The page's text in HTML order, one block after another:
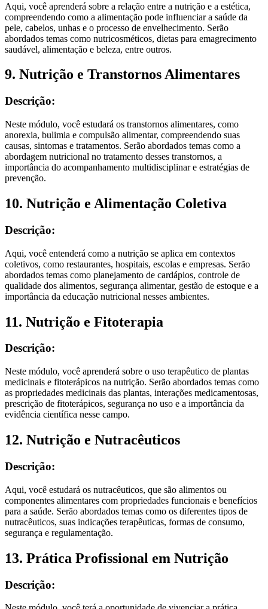
Aqui, você aprenderá sobre a relação entre a nutrição e a estética,
compreendendo como a alimentação pode influenciar a saúde da
pele, cabelos, unhas e o processo de envelhecimento. Serão
abordados temas como nutricosméticos, dietas para emagrecimento
saudável, alimentação e beleza, entre outros.
9. Nutrição e Transtornos Alimentares
Descrição:
Neste módulo, você estudará os transtornos alimentares, como
anorexia, bulimia e compulsão alimentar, compreendendo suas
causas, sintomas e tratamentos. Serão abordados temas como a
abordagem nutricional no tratamento desses transtornos, a
importância do acompanhamento multidisciplinar e estratégias de
prevenção.
10. Nutrição e Alimentação Coletiva
Descrição:
Aqui, você entenderá como a nutrição se aplica em contextos
coletivos, como restaurantes, hospitais, escolas e empresas. Serão
abordados temas como planejamento de cardápios, controle de
qualidade dos alimentos, segurança alimentar, gestão de estoque e a
importância da educação nutricional nesses ambientes.
11. Nutrição e Fitoterapia
Descrição:
Neste módulo, você aprenderá sobre o uso terapêutico de plantas
medicinais e fitoterápicos na nutrição. Serão abordados temas como
as propriedades medicinais das plantas, interações medicamentosas,
prescrição de fitoterápicos, segurança no uso e a importância da
evidência científica nesse campo.
12. Nutrição e Nutracêuticos
Descrição:
Aqui, você estudará os nutracêuticos, que são alimentos ou
componentes alimentares com propriedades funcionais e benefícios
para a saúde. Serão abordados temas como os diferentes tipos de
nutracêuticos, suas indicações terapêuticas, formas de consumo,
segurança e regulamentação.
13. Prática Profissional em Nutrição
Descrição: